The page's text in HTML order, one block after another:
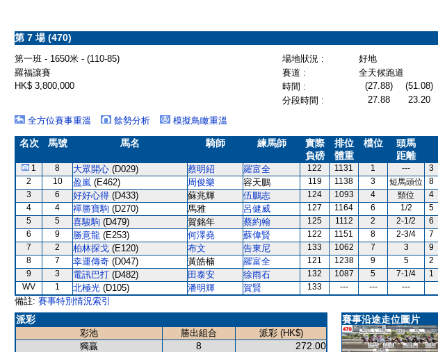
第 7 場 (470)
第一班 - 1650米 - (110-85) 場地狀況 :
好地
羅福讓賽
賽道 :
全天候跑道
HK$ 3,800,000
時間 : (27.88) (51.08)
分段時間 :
27.88 23.20
全方位賽事重溫 餘勢分析 模擬鳥瞰重溫
名次 馬號 馬名 騎師 練馬師
實際
負磅
排位
體重
檔位
頭馬
距離
1 8 大眾開心 (D029) 蔡明紹 羅富全 122 1131 1 --- 3
2
10 盈嵐 (E462) 周俊樂 容天鵬 119 1138 3 短馬頭位 8
3
6 好好心得 (D433) 蘇兆輝 伍鵬志 124 1093 4 頸位 4
4
4 禪勝寶駒 (D270) 馬雅 呂健威 127 1164 6 1/2 5
5
5 喜駿駒 (D479) 賀銘年 蔡約翰 125 1112 2 2-1/2 6
6
9 勝意龍 (E253) 何澤堯 蘇偉賢 122 1151 8 2-3/4 7
7
2 柏林探戈 (E120) 布文 告東尼 133 1062 7 3 9
8
7 幸運傳奇 (D047) 黃皓楠 羅富全 121 1238 9 5 2
9
3 電訊巴打 (D482) 田泰安 徐雨石 132 1087 5 7-1/4 1
WV
1 北極光 (D105) 潘明輝 賀賢 133 --- --- ---
備註: 賽事特別情況索引
派彩
彩池 勝出組合
派彩 (HK$)
獨贏
8 272.00
賽事沿途走位圖片